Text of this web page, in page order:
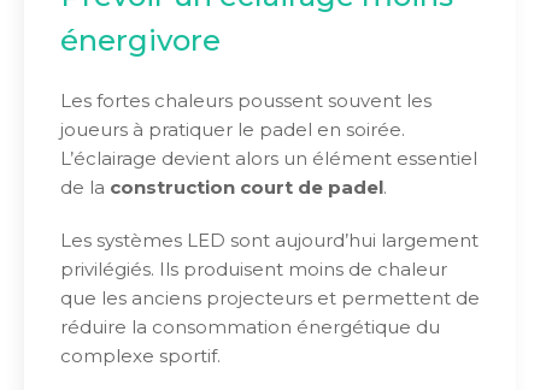
énergivore
Les fortes chaleurs poussent souvent les
joueurs à pratiquer le padel en soirée.
L’éclairage devient alors un élément essentiel
de la construction court de padel.
Les systèmes LED sont aujourd’hui largement
privilégiés. Ils produisent moins de chaleur
que les anciens projecteurs et permettent de
réduire la consommation énergétique du
complexe sportif.